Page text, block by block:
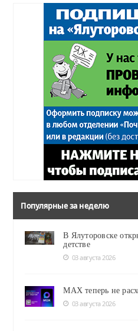
Популярные за неделю
В Ялуторовске
детстве
03 августа 2026
MAX теперь не
03 августа 2026